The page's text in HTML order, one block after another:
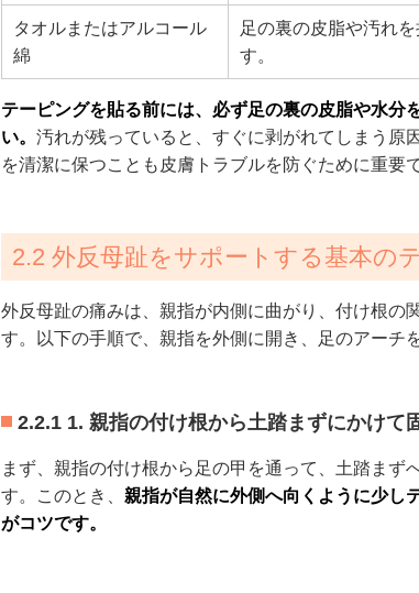
タオルまたはアルコール
綿
足の裏の皮脂や汚れ
す。
テーピングを貼る前には、必ず足の裏の皮脂や水分
い。 汚れが残っていると、すぐに剥がれてしまう原
を清潔に保つことも皮膚トラブルを防ぐために重要で
2.2 外反母趾をサポートする基本の
外反母趾の痛みは、親指が内側に曲がり、付け根の
す。以下の手順で、親指を外側に開き、足のアーチ
2.2.1 1. 親指の付け根から土踏まずにかけて
まず、親指の付け根から足の甲を通って、土踏まず
す。このとき、 親指が自然に外側へ向くように少し
がコツです。